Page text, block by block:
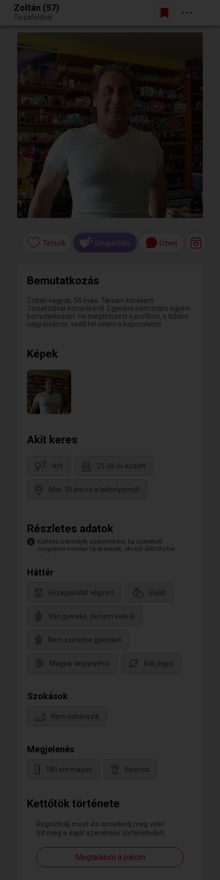
Egy jó randiból bármi lehet.
Belépés
Zoltán (57)
Tiszaföldvár
Kettőtök története
Regisztrálj most és ismerkedj meg vele!
Írd meg a saját szerelmes történetedet!
Megtalálom a párom
Tetszik SzuperSzív Üzenj
Bemutatkozás
Zoltán vagyok, 54 éves. Társam keresem
Tiszaföldvár környékéről. Egyelőre nem írtam egyéni
bemutatkozást. Ha megtetszett a profilom, s többre
vagy kíváncsi, vedd fel velem a kapcsolatot!
Képek
Akit keres
Nőt 25-56 év között
Max. 35 km-re a lakhelyemtől
Részletes adatok
Kattints bármelyik adatcímkére, ha szeretnél
megnézni minden társkeresőt, aki ezt állította be.
Háttér
Középiskolát végzett Elvált
Van gyereke, de nem vele él
Nem szeretne gyereket
Magyar anyanyelvű Rák jegyű
Szokások
Nem dohányzik
Megjelenés
180 cm magas Sportos